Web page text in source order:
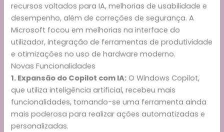
recursos voltados para IA, melhorias de usabilidade e
desempenho, além de correções de segurança. A
Microsoft focou em melhorias na interface do
utilizador, integração de ferramentas de produtividade
e otimizações no uso de hardware moderno.
Novas Funcionalidades
1. Expansão do Copilot com IA: O Windows Copilot,
que utiliza inteligência artificial, recebeu mais
funcionalidades, tornando-se uma ferramenta ainda
mais poderosa para realizar ações automatizadas e
personalizadas.